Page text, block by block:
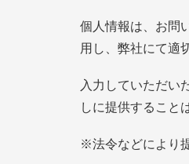
個人情報は、お問
用し、弊社にて適
入力していただい
しに提供すること
※法令などにより